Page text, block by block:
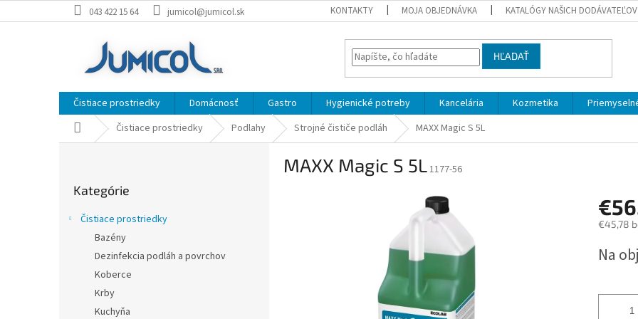
na
043 422 15 64 jumicol@jumicol.sk KONTAKTY MOJA OBJEDNÁVKA KATALÓGY NAŠICH DODÁVATEĽOV
HĽADAŤ
Čistiace prostriedky Domácnosť Gastro Hygienické potreby Kancelária Kozmetika
Domov Čistiace prostriedky Podlahy Strojné čističe podláh MAXX Magic S 5L
kategórie
Kategórie
Čistiace prostriedky
Bazény
Dezinfekcia podláh a povrchov
Koberce
Krby
Kuchyňa
MAXX Magic S 5L1177-56
€45,78
cena:
Na